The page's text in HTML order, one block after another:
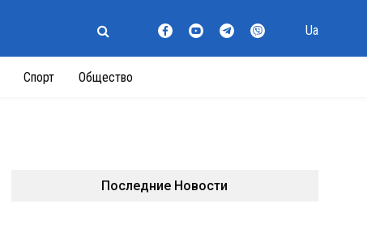
Спорт Общество
Ua
Последние Новости